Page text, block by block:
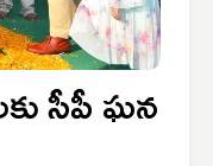
సీపీ ఘన